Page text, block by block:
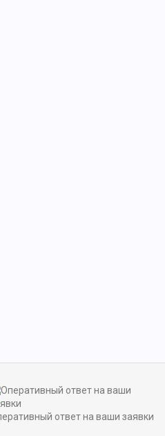
ответ на ваши заявки